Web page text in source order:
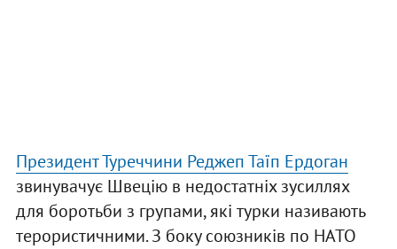
Президент Туреччини Реджеп Таїп Ердоган
звинувачує Швецію в недостатніх зусиллях
для боротьби з групами, які турки називають
терористичними. З боку союзників по НАТО